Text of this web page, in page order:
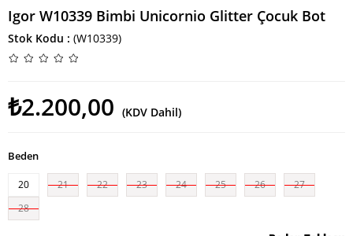
Igor W10339 Bimbi Unicornio Glitter Çocuk Bot
Stok Kodu (W10339)
₺2.200,00 (KDV Dahil)
Beden
20 21 22 23 24 25 26
27
28